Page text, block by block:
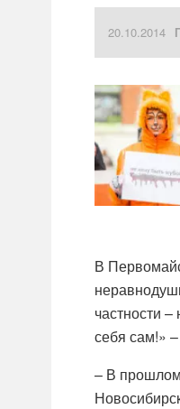
20.10.2014
В
частности
себя сам!»
– В прошлом